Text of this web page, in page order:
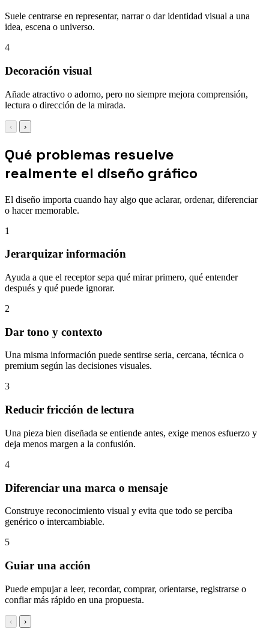
Suele centrarse en representar, narrar o dar identidad visual a una
idea, escena o universo.
4
Decoración visual
Añade atractivo o adorno, pero no siempre mejora comprensión,
lectura o dirección de la mirada.
‹ ›
Qué problemas resuelve
realmente el diseño gráfico
El diseño importa cuando hay algo que aclarar, ordenar, diferenciar
o hacer memorable.
1
Jerarquizar información
Ayuda a que el receptor sepa qué mirar primero, qué entender
después y qué puede ignorar.
2
Dar tono y contexto
Una misma información puede sentirse seria, cercana, técnica o
premium según las decisiones visuales.
3
Reducir fricción de lectura
Una pieza bien diseñada se entiende antes, exige menos esfuerzo y
deja menos margen a la confusión.
4
Diferenciar una marca o mensaje
Construye reconocimiento visual y evita que todo se perciba
genérico o intercambiable.
5
Guiar una acción
Puede empujar a leer, recordar, comprar, orientarse, registrarse o
confiar más rápido en una propuesta.
‹ ›